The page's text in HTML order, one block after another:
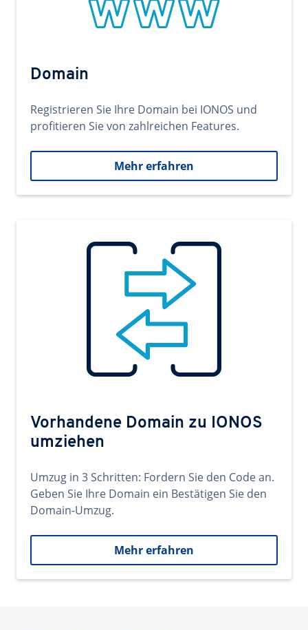
Domain
Registrieren Sie Ihre Domain bei IONOS und
profitieren Sie von zahlreichen Features.
Mehr erfahren
Vorhandene Domain zu IONOS
umziehen
Umzug in 3 Schritten: Fordern Sie den Code an.
Geben Sie Ihre Domain ein Bestätigen Sie den
Domain-Umzug.
Mehr erfahren